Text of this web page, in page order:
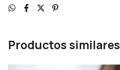
Productos similares